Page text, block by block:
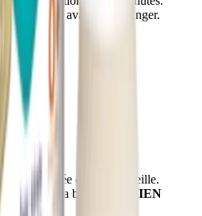
ambiante avant de mélanger.
appropriée dans la bouteille.
de la bouteille et
BIEN